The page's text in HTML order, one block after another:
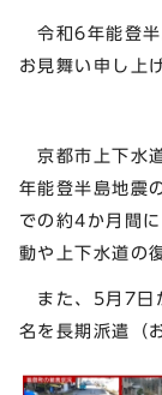
令和6年能登半
お見舞い申し上
京都市上下水
年能登半島地震
での約4か月間
動や上下水道の
また、5月7日
名を長期派遣（